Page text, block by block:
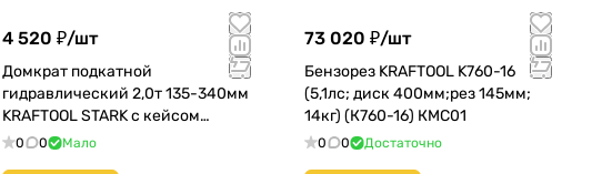
4 520 ₽/шт
Домкрат подкатной
гидравлический 2,0т 135-340мм
KRAFTOOL STARK с кейсом
(43453-2-К) КМС01
0 0 Мало
73 020 ₽/шт
Бензорез KRAFTOOL K760-16
(5,1лс; диск 400мм;рез 145мм;
14кг) (К760-16) КМС01
0 0 Достаточно